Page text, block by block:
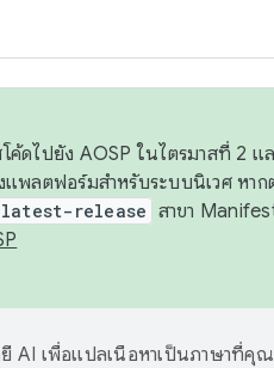
ค้ดไปยัง AOSP ในไตรมาสที่ 2
พลตฟอร์มสำหรับระบบนิเวศ หาก
release สาขา
AI เพื่อแปลเนื้อหาเป็นภาษาที่คุณ